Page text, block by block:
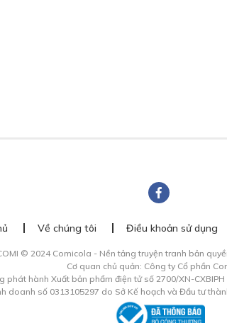
Về chúng tôi Điều khoản sử dụng
© 2024 Comicola - Nền tảng truyện tranh bản
Cơ quan chủ quản: Công ty Cổ phần
phát hành Xuất bản phẩm điện tử số 2700/XN-
doanh số 0313105297 do Sở Kế hoạch và Đầu tư